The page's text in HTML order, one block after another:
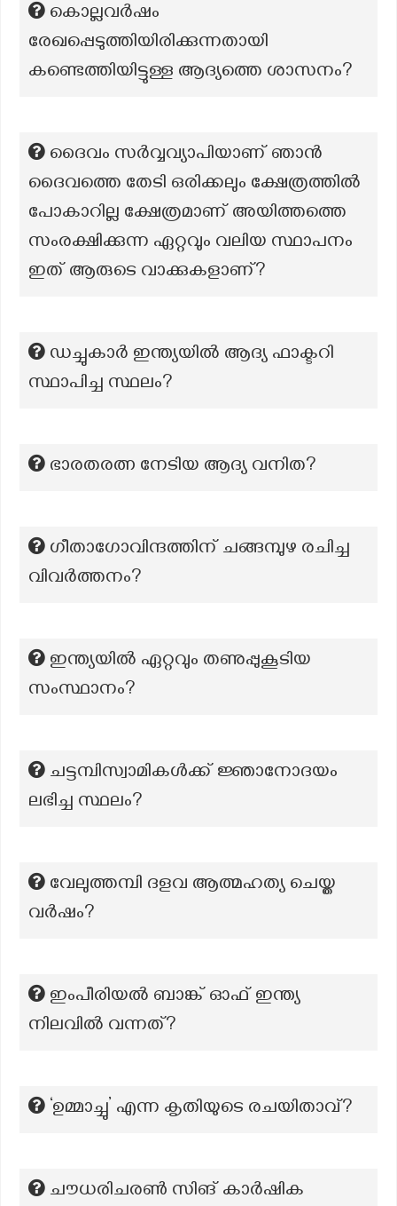
കൊല്ലവർഷം
രേഖപ്പെടുത്തിയിരിക്കുന്നതായി
കണ്ടെത്തിയിട്ടുള്ള ആദ്യത്തെ ശാസനം?
ദൈവം സർവ്വവ്യാപിയാണ് ഞാൻ
ദൈവത്തെ തേടി ഒരിക്കലും ക്ഷേത്രത്തിൽ
പോകാറില്ല ക്ഷേത്രമാണ് അയിത്തത്തെ
സംരക്ഷിക്കുന്ന ഏറ്റവും വലിയ സ്ഥാപനം
ഇത് ആരുടെ വാക്കുകളാണ്?
ഡച്ചുകാർ ഇന്ത്യയിൽ ആദ്യ ഫാക്ടറി
സ്ഥാപിച്ച സ്ഥലം?
ഭാരതരത്ന നേടിയ ആദ്യ വനിത?
ഗീതാഗോവിന്ദത്തിന് ചങ്ങമ്പുഴ രചിച്ച
വിവർത്തനം?
ഇന്ത്യയിൽ ഏറ്റവും തണുപ്പുകൂടിയ
സംസ്ഥാനം?
ചട്ടമ്പിസ്വാമികൾക്ക് ജ്ഞാനോദയം
ലഭിച്ച സ്ഥലം?
വേലുത്തമ്പി ദളവ ആത്മഹത്യ ചെയ്ത
വർഷം?
ഇംപീരിയൽ ബാങ്ക് ഓഫ് ഇന്ത്യ
നിലവിൽ വന്നത്?
‘ഉമ്മാച്ചു’ എന്ന കൃതിയുടെ രചയിതാവ്?
ചൗധരിചരൺ സിങ് കാർഷിക